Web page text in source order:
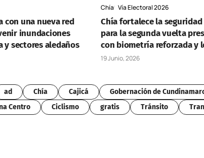
con una nueva red
inundaciones
y sectores aledaños
Chía Vía Electoral 2026
Chía fortalece la
para la segunda vuelta
con biometría reforzada y
19 Junio, 2026
ad Chía Cajicá Gobernación de
Centro Ciclismo gratis Tránsito